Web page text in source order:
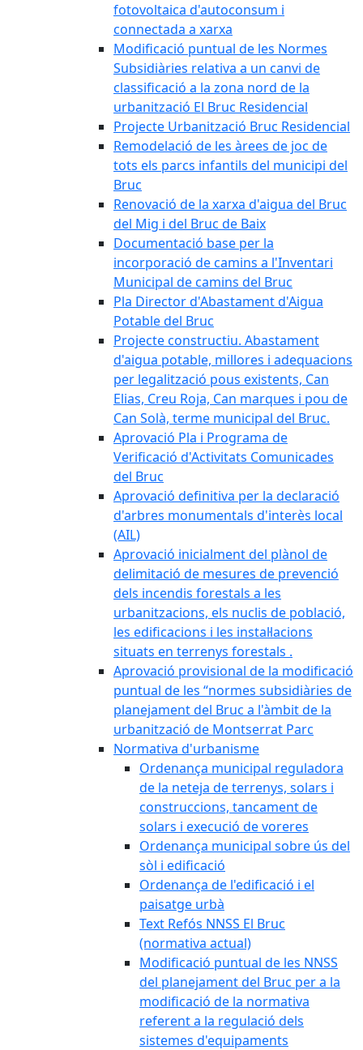
fotovoltaica d'autoconsum i
connectada a xarxa
Modificació puntual de les Normes
Subsidiàries relativa a un canvi de
classificació a la zona nord de la
urbanització El Bruc Residencial
Projecte Urbanització Bruc Residencial
Remodelació de les àrees de joc de
tots els parcs infantils del municipi del
Bruc
Renovació de la xarxa d'aigua del Bruc
del Mig i del Bruc de Baix
Documentació base per la
incorporació de camins a l'Inventari
Municipal de camins del Bruc
Pla Director d'Abastament d'Aigua
Potable del Bruc
Projecte constructiu. Abastament
d'aigua potable, millores i adequacions
per legalització pous existents, Can
Elias, Creu Roja, Can marques i pou de
Can Solà, terme municipal del Bruc.
Aprovació Pla i Programa de
Verificació d'Activitats Comunicades
del Bruc
Aprovació definitiva per la declaració
d'arbres monumentals d'interès local
(AIL)
Aprovació inicialment del plànol de
delimitació de mesures de prevenció
dels incendis forestals a les
urbanitzacions, els nuclis de població,
les edificacions i les instal·lacions
situats en terrenys forestals .
Aprovació provisional de la modificació
puntual de les “normes subsidiàries de
planejament del Bruc a l'àmbit de la
urbanització de Montserrat Parc
Normativa d'urbanisme
Ordenança municipal reguladora
de la neteja de terrenys, solars i
construccions, tancament de
solars i execució de voreres
Ordenança municipal sobre ús del
sòl i edificació
Ordenança de l'edificació i el
paisatge urbà
Text Refós NNSS El Bruc
(normativa actual)
Modificació puntual de les NNSS
del planejament del Bruc per a la
modificació de la normativa
referent a la regulació dels
sistemes d'equipaments